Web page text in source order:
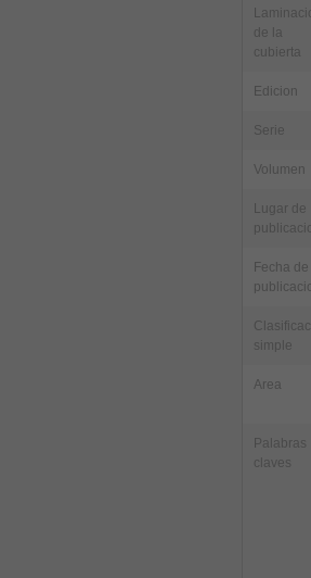
de la
cubierta
Edicion
Serie
Volumen
Lugar de
Fecha de
simple
Area
Palabras
claves